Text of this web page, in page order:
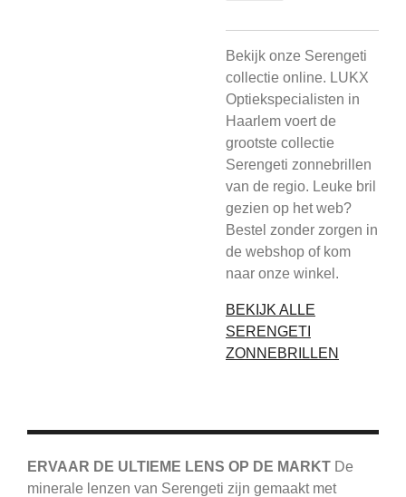
Bekijk onze Serengeti
collectie online. LUKX
Optiekspecialisten in
Haarlem voert de
grootste collectie
Serengeti zonnebrillen
van de regio. Leuke bril
gezien op het web?
Bestel zonder zorgen in
de webshop of kom
naar onze winkel.
BEKIJK ALLE
SERENGETI
ZONNEBRILLEN
ERVAAR DE ULTIEME LENS OP DE MARKT De
minerale lenzen van Serengeti zijn gemaakt met